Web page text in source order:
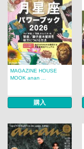
MAGAZINE HOUSE
MOOK anan ...
購入